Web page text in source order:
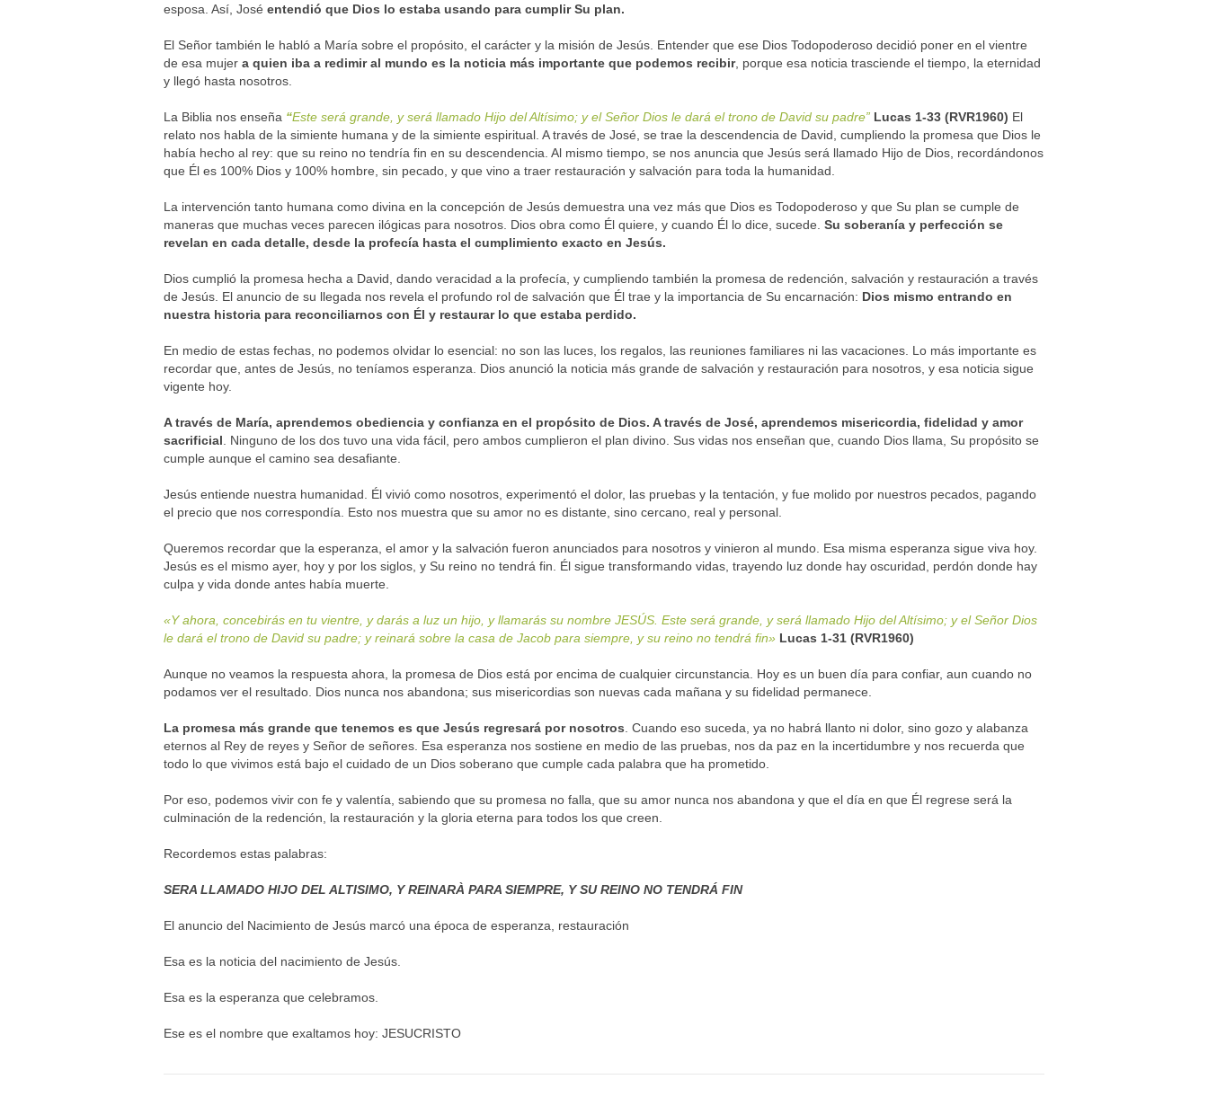
esposa. Así, José entendió que Dios lo estaba usando para cumplir Su plan.
El Señor también le habló a María sobre el propósito, el carácter y la misión de Jesús. Entender que ese Dios Todopoderoso decidió poner en el vientre
de esa mujer a quien iba a redimir al mundo es la noticia más importante que podemos recibir, porque esa noticia trasciende el tiempo, la eternidad
y llegó hasta nosotros.
La Biblia nos enseña “Este será grande, y será llamado Hijo del Altísimo; y el Señor Dios le dará el trono de David su padre” Lucas 1-33 (RVR1960) El
relato nos habla de la simiente humana y de la simiente espiritual. A través de José, se trae la descendencia de David, cumpliendo la promesa que Dios le
había hecho al rey: que su reino no tendría fin en su descendencia. Al mismo tiempo, se nos anuncia que Jesús será llamado Hijo de Dios, recordándonos
que Él es 100% Dios y 100% hombre, sin pecado, y que vino a traer restauración y salvación para toda la humanidad.
La intervención tanto humana como divina en la concepción de Jesús demuestra una vez más que Dios es Todopoderoso y que Su plan se cumple de
maneras que muchas veces parecen ilógicas para nosotros. Dios obra como Él quiere, y cuando Él lo dice, sucede. Su soberanía y perfección se
revelan en cada detalle, desde la profecía hasta el cumplimiento exacto en Jesús.
Dios cumplió la promesa hecha a David, dando veracidad a la profecía, y cumpliendo también la promesa de redención, salvación y restauración a través
de Jesús. El anuncio de su llegada nos revela el profundo rol de salvación que Él trae y la importancia de Su encarnación: Dios mismo entrando en
nuestra historia para reconciliarnos con Él y restaurar lo que estaba perdido.
En medio de estas fechas, no podemos olvidar lo esencial: no son las luces, los regalos, las reuniones familiares ni las vacaciones. Lo más importante es
recordar que, antes de Jesús, no teníamos esperanza. Dios anunció la noticia más grande de salvación y restauración para nosotros, y esa noticia sigue
vigente hoy.
A través de María, aprendemos obediencia y confianza en el propósito de Dios. A través de José, aprendemos misericordia, fidelidad y amor
sacrificial. Ninguno de los dos tuvo una vida fácil, pero ambos cumplieron el plan divino. Sus vidas nos enseñan que, cuando Dios llama, Su propósito se
cumple aunque el camino sea desafiante.
Jesús entiende nuestra humanidad. Él vivió como nosotros, experimentó el dolor, las pruebas y la tentación, y fue molido por nuestros pecados, pagando
el precio que nos correspondía. Esto nos muestra que su amor no es distante, sino cercano, real y personal.
Queremos recordar que la esperanza, el amor y la salvación fueron anunciados para nosotros y vinieron al mundo. Esa misma esperanza sigue viva hoy.
Jesús es el mismo ayer, hoy y por los siglos, y Su reino no tendrá fin. Él sigue transformando vidas, trayendo luz donde hay oscuridad, perdón donde hay
culpa y vida donde antes había muerte.
«Y ahora, concebirás en tu vientre, y darás a luz un hijo, y llamarás su nombre JESÚS. Este será grande, y será llamado Hijo del Altísimo; y el Señor Dios
le dará el trono de David su padre; y reinará sobre la casa de Jacob para siempre, y su reino no tendrá fin» Lucas 1-31 (RVR1960)
Aunque no veamos la respuesta ahora, la promesa de Dios está por encima de cualquier circunstancia. Hoy es un buen día para confiar, aun cuando no
podamos ver el resultado. Dios nunca nos abandona; sus misericordias son nuevas cada mañana y su fidelidad permanece.
La promesa más grande que tenemos es que Jesús regresará por nosotros. Cuando eso suceda, ya no habrá llanto ni dolor, sino gozo y alabanza
eternos al Rey de reyes y Señor de señores. Esa esperanza nos sostiene en medio de las pruebas, nos da paz en la incertidumbre y nos recuerda que
todo lo que vivimos está bajo el cuidado de un Dios soberano que cumple cada palabra que ha prometido.
Por eso, podemos vivir con fe y valentía, sabiendo que su promesa no falla, que su amor nunca nos abandona y que el día en que Él regrese será la
culminación de la redención, la restauración y la gloria eterna para todos los que creen.
Recordemos estas palabras:
SERA LLAMADO HIJO DEL ALTISIMO, Y REINARÀ PARA SIEMPRE, Y SU REINO NO TENDRÁ FIN
El anuncio del Nacimiento de Jesús marcó una época de esperanza, restauración
Esa es la noticia del nacimiento de Jesús.
Esa es la esperanza que celebramos.
Ese es el nombre que exaltamos hoy: JESUCRISTO